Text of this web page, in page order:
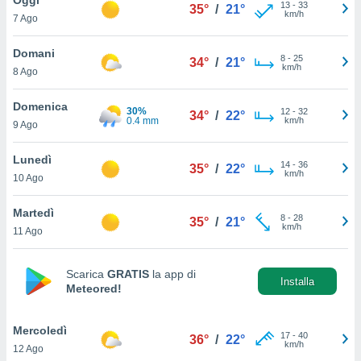
è
al sito
di
ci
di
il
un
la
nella
7 Ago
35° / 21° 13- 33
km/h
Domani
8 Ago
34° / 21° 8- 25
km/h
Domenica
9 Ago
30%
0.4 mm
34° / 22° 12- 32
km/h
Lunedì
10 Ago
35° / 22° 14- 36
km/h
Martedì
11 Ago
35° / 21° 8- 28
km/h
Scarica GRATIS la app di
Meteored!
Installa
Mercoledì
12 Ago
36° / 22° 17- 40
km/h